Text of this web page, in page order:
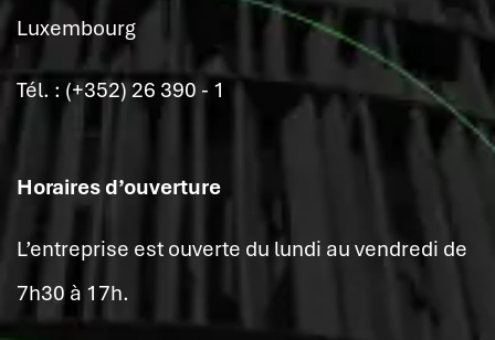
Luxembourg
Tél. : (+352) 26 390 - 1
Horaires d’ouverture
L’entreprise est ouverte du lundi au vendredi de
7h30 à 17h.